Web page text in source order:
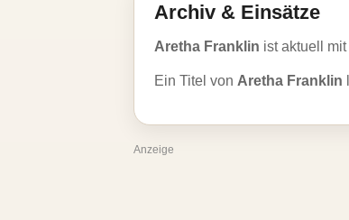
Archiv & Einsätze
Aretha Franklin ist aktuell mit
Ein Titel von Aretha Franklin
Anzeige